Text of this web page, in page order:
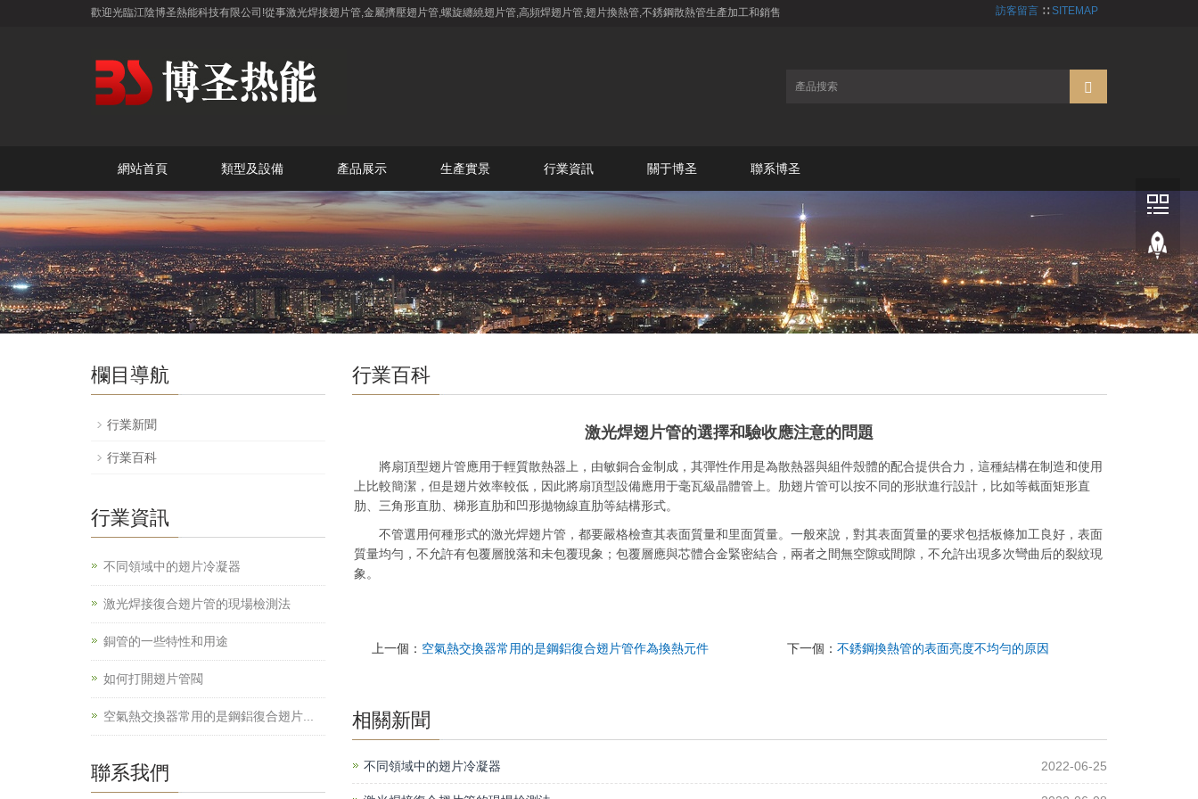
歡迎光臨江陰博圣熱能科技有限公司!從事激光焊接翅片管,金屬擠壓翅片管,螺旋纏繞翅片管,高頻焊翅片管,翅片換熱管,不銹鋼散熱管生產加工和銷售 訪客留言 ∷ SITEMAP
網站首頁 類型及設備 產品展示 生產實景 行業資訊 關于博圣 聯系博圣
行業百科
激光焊翅片管的選擇和驗收應注意的問題
將扇頂型翅片管應用于輕質散熱器上，由敏銅合金制成，其彈性作用是為散熱器與組件殼體的配合提供合力，這種結構在制造和使用
上比較簡潔，但是翅片效率較低，因此將扇頂型設備應用于毫瓦級晶體管上。肋翅片管可以按不同的形狀進行設計，比如等截面矩形直
肋、三角形直肋、梯形直肋和凹形拋物線直肋等結構形式。
不管選用何種形式的激光焊翅片管，都要嚴格檢查其表面質量和里面質量。一般來說，對其表面質量的要求包括板條加工良好，表面
質量均勻，不允許有包覆層脫落和未包覆現象；包覆層應與芯體合金緊密結合，兩者之間無空隙或間隙，不允許出現多次彎曲后的裂紋現
象。
上一個： 空氣熱交換器常用的是鋼鋁復合翅片管作為換熱元件 下一個：不銹鋼換熱管的表面亮度不均勻的原因
相關新聞
不同領域中的翅片冷凝器 2022-06-25
欄目導航
行業新聞
行業百科
行業資訊
不同領域中的翅片冷凝器
激光焊接復合翅片管的現場檢測法
銅管的一些特性和用途
如何打開翅片管閥
空氣熱交換器常用的是鋼鋁復合翅片...
聯系我們